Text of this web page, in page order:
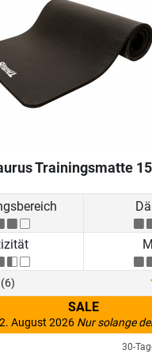
Trainingsmatte
(6)
SALE
August 2026 Nur solange
30-